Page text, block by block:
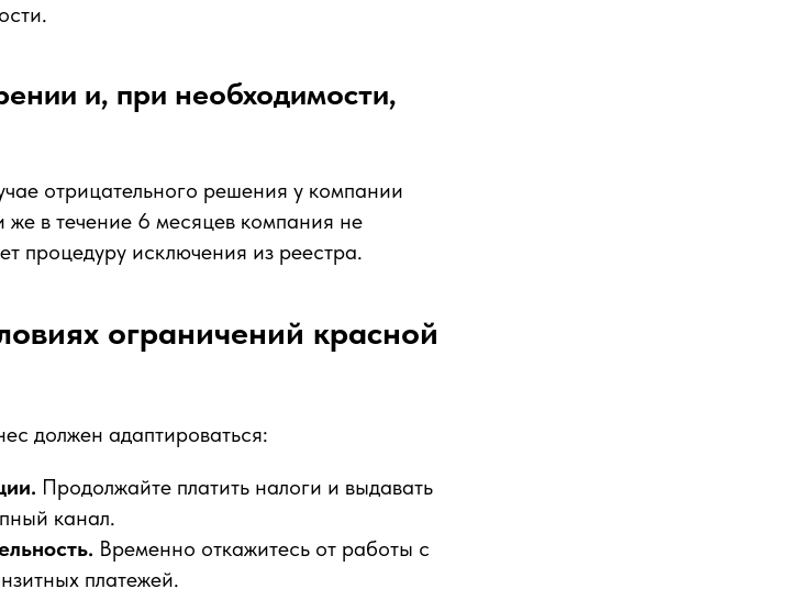
и, при необходимости,
отрицательного решения у компании
же в течение 6 месяцев компания не
исключения из реестра.
ограничений красной
должен адаптироваться:
Продолжайте платить налоги и выдавать
канал.
Временно откажитесь от работы с
платежей.